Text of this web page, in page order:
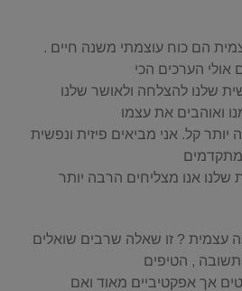
הם כוח עוצמתי משנה חיים .
הערכים הכי
שלנו להצלחה ולאושר שלנו
ואוהבים את עצמו
יותר קל. אני מביאים פיזית ונפשית
אנו מצליחים הרבה יותר
עצמית ? זו שאלה שרבים שואלים
, הטיפים
אך אפקטיביים מאוד ואם